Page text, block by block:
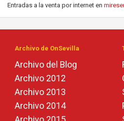
Entradas a la venta por internet en
Archivo de OnSevilla
Archivo del Blog
Archivo 2012
Archivo 2013
Archivo 2014